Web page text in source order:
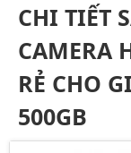
CHI TIẾT
CAMERA
RẺ CHO
500GB